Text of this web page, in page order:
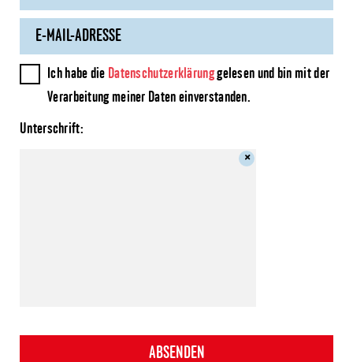
Ich habe die Datenschutzerklärunggelesen und bin mit der
Verarbeitung meiner Daten einverstanden.
Unterschrift: